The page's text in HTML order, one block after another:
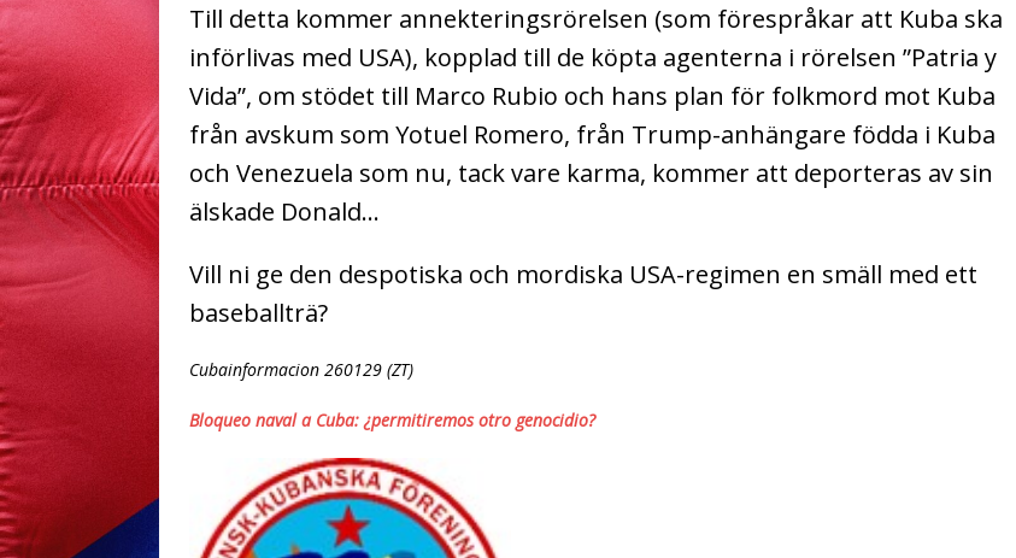
Till detta kommer annekteringsrörelsen (som förespråkar att Kuba ska
införlivas med USA), kopplad till de köpta agenterna i rörelsen ”Patria y
Vida”, om stödet till Marco Rubio och hans plan för folkmord mot Kuba
från avskum som Yotuel Romero, från Trump-anhängare födda i Kuba
och Venezuela som nu, tack vare karma, kommer att deporteras av sin
älskade Donald…
Vill ni ge den despotiska och mordiska USA-regimen en smäll med ett
baseballträ?
Cubainformacion 260129 (ZT)
Bloqueo naval a Cuba: ¿permitiremos otro genocidio?